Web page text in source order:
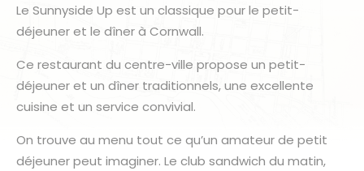
Le Sunnyside Up est un classique pour le petit-
déjeuner et le dîner à Cornwall.
Ce restaurant du centre-ville propose un petit-
déjeuner et un dîner traditionnels, une excellente
cuisine et un service convivial.
On trouve au menu tout ce qu’un amateur de petit
déjeuner peut imaginer. Le club sandwich du matin,